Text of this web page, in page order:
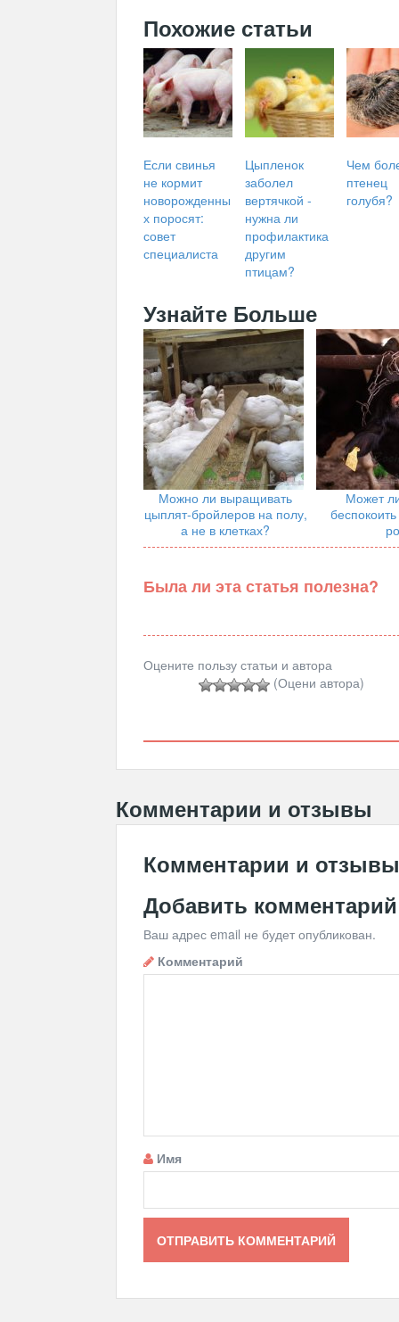
Похожие статьи
Если свинья
не кормит
новорожденны
х поросят:
совет
специалиста
Цыпленок
заболел
вертячкой -
нужна ли
профилактика
другим
птицам?
Чем
птенец
голубя?
Узнайте Больше
Можно ли выращивать
цыплят-бройлеров на полу,
а не в клетках?
Может
Была ли эта статья полезна?
Оцените пользу статьи и автора
(Оцени автора)
Комментарии и отзывы
Комментарии и отзывы
Добавить комментарий
Ваш адрес email не будет опубликован.
Комментарий
Имя